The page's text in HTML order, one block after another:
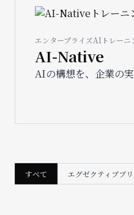
Image
エンタープライズAIトレーニ
AI-Native
AIの構想を、企業の実
すべて エグゼクティブブ